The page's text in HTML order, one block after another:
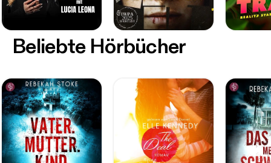
Beliebte Hörbücher